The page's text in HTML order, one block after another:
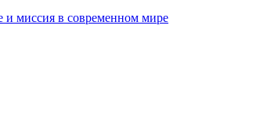
и миссия в современном мире